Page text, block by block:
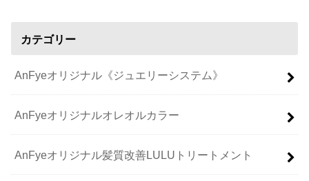
カテゴリー
AnFyeオリジナル《ジュエリーシステム》
AnFyeオリジナルオレオルカラー
AnFyeオリジナル髪質改善LULUトリートメント